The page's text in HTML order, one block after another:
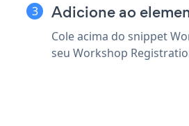
Adicione ao
Cole acima do snippet
seu Workshop